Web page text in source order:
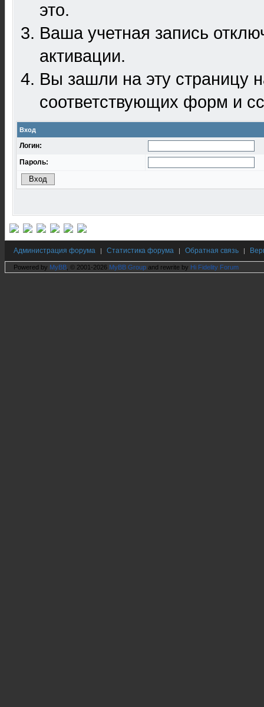
это.
Ваша учетная запись
активации.
Вы зашли на эту
соответствующих форм и
Вход
Логин:
Пароль:
Администрация форума | Статистика форума | Обратная связь |
Powered by MyBB , © 2001-2026 MyBB Group and rewrite by Hi Fidelity Forum